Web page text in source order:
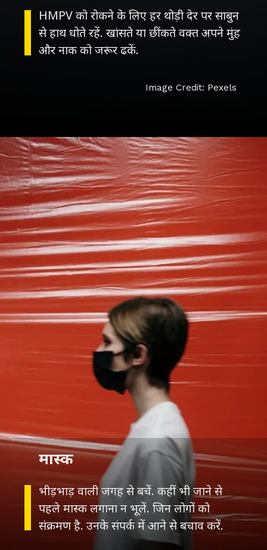
HMPV को रोकने के लिए हर थोड़ी देर पर साबुन
से हाथ धोते रहें. खांसते या छींकते वक्त अपने मुंह
और नाक को जरूर ढकें.
Image Credit: Pexels
भीड़भाड़ वाली जगह से बचें. कहीं भी जाने से
पहले मास्क लगाना न भूलें. जिन लोगों को
संक्रमण है. उनके संपर्क में आने से बचाव करें.
मास्क